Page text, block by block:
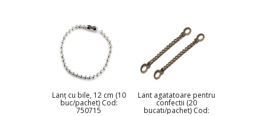
Lanț cu bile, 12 cm (10
buc/pachet) Cod:
750715
Lant agatatoare pentru
confectii (20
bucati/pachet) Cod: